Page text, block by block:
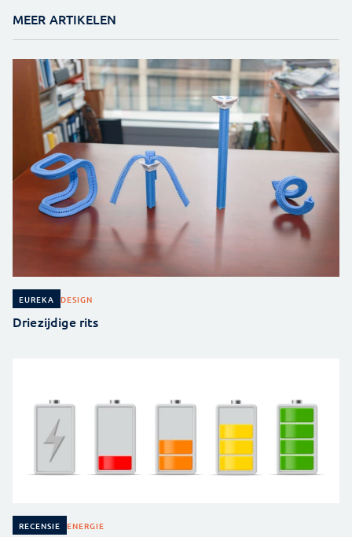
MEER ARTIKELEN
EUREKA DESIGN
Driezijdige rits
RECENSIE ENERGIE